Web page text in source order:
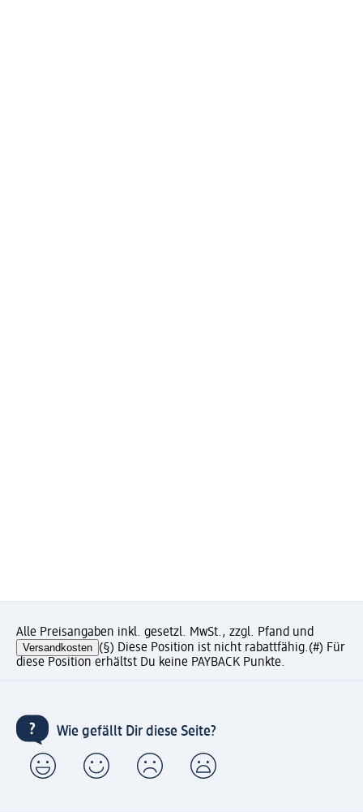
Alle Preisangaben inkl. gesetzl. MwSt., zzgl. Pfand und
Versandkosten (§) Diese Position ist nicht rabattfähig.(#) Für
diese Position erhältst Du keine PAYBACK Punkte.
Wie gefällt Dir diese Seite?